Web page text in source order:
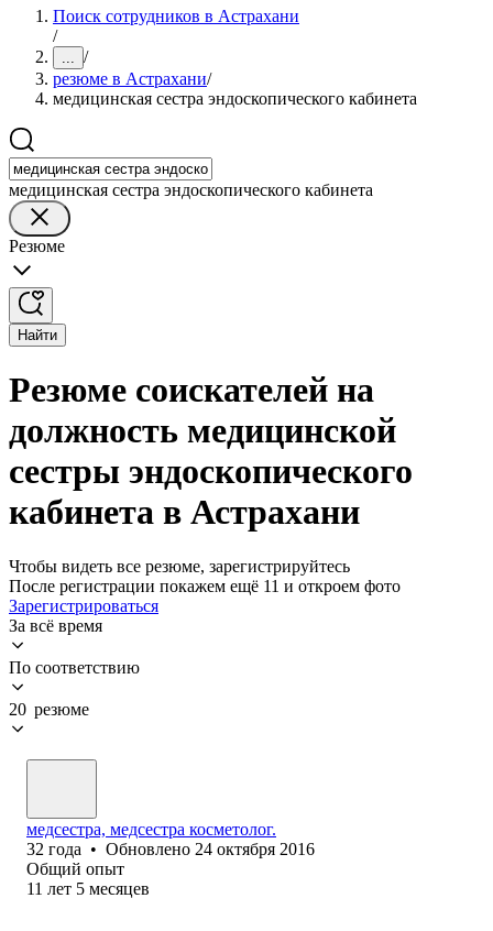
Поиск сотрудников в Астрахани
/
... /
резюме в Астрахани/
медицинская сестра эндоскопического кабинета
медицинская сестра эндоскопического кабинета
Резюме
Найти
Резюме соискателей на
должность медицинской
сестры эндоскопического
кабинета в Астрахани
Чтобы видеть все резюме, зарегистрируйтесь
После регистрации покажем ещё 11 и откроем фото
Зарегистрироваться
За всё время
По соответствию
20 резюме
медсестра, медсестра косметолог.
32 года • Обновлено 24 октября 2016
Общий опыт
11 лет 5 месяцев